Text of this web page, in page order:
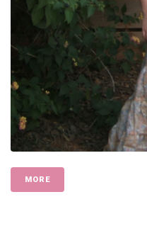
MORE